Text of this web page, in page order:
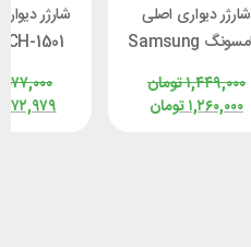
شارژر دیواری اصلی
سامسونگ Samsung
واتتومان۱,۴۴۹,۰۰۰
تومان۱,۲۶۰,۰۰۰
شارژر
1501